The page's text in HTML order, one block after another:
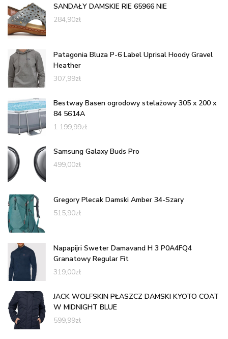
SANDAŁY DAMSKIE RIE 65966 NIE
284,90zł
Patagonia Bluza P-6 Label Uprisal Hoody Gravel
Heather
307,99zł
Bestway Basen ogrodowy stelażowy 305 x 200 x
84 5614A
1 199,99zł
Samsung Galaxy Buds Pro
499,00zł
Gregory Plecak Damski Amber 34-Szary
515,90zł
Napapijri Sweter Damavand H 3 P0A4FQ4
Granatowy Regular Fit
319,00zł
JACK WOLFSKIN PŁASZCZ DAMSKI KYOTO COAT
W MIDNIGHT BLUE
599,99zł